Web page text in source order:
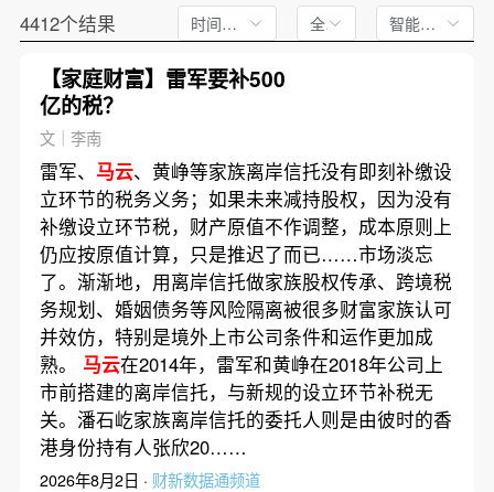
4412个结果 时间不限 全文 智能排序
【家庭财富】雷军要补500
亿的税？
文｜李南
雷军、 马云、黄峥等家族离岸信托没有即刻补缴设
立环节的税务义务；如果未来减持股权，因为没有
补缴设立环节税，财产原值不作调整，成本原则上
仍应按原值计算，只是推迟了而已……市场淡忘
了。渐渐地，用离岸信托做家族股权传承、跨境税
务规划、婚姻债务等风险隔离被很多财富家族认可
并效仿，特别是境外上市公司条件和运作更加成
熟。 马云在2014年，雷军和黄峥在2018年公司上
市前搭建的离岸信托，与新规的设立环节补税无
关。潘石屹家族离岸信托的委托人则是由彼时的香
港身份持有人张欣20……
2026年8月2日 · 财新数据通频道